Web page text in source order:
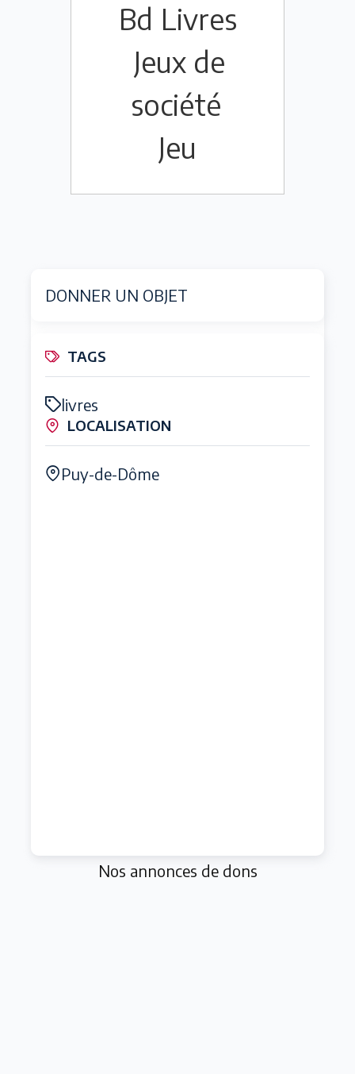
Bd Livres
Jeux de
société
Jeu
DONNER UN OBJET
TAGS
livres
LOCALISATION
Puy-de-Dôme
Nos annonces de dons